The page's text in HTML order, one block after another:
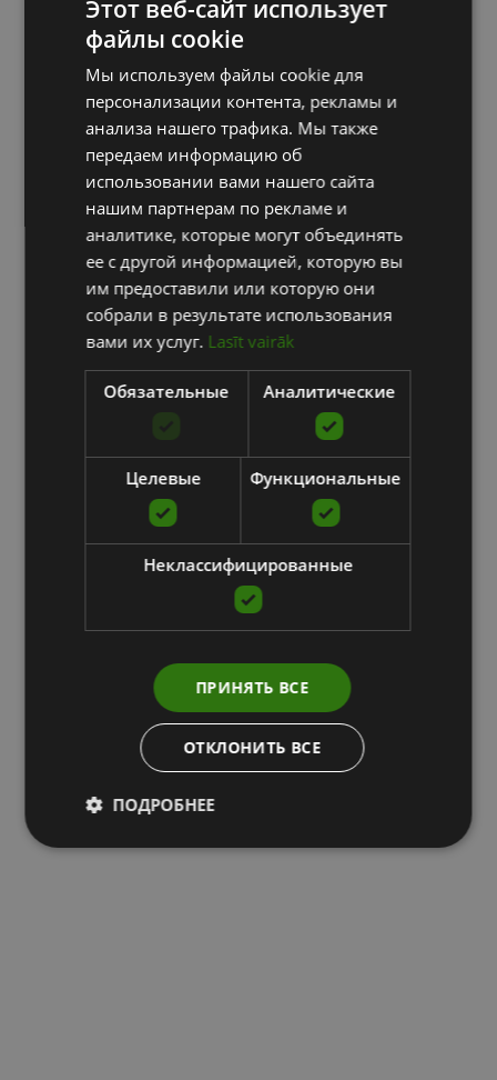
Этот веб-сайт использует
файлы cookie
Мы используем файлы cookie для
персонализации контента, рекламы и
анализа нашего трафика. Мы также
передаем информацию об
использовании вами нашего сайта
нашим партнерам по рекламе и
аналитике, которые могут объединять
ее с другой информацией, которую вы
им предоставили или которую они
собрали в результате использования
вами их услуг. Lasīt vairāk
Обязательные Аналитические
Целевые Функциональные
Неклассифицированные
ПРИНЯТЬ ВСЕ
ОТКЛОНИТЬ ВСЕ
ПОДРОБНЕЕ